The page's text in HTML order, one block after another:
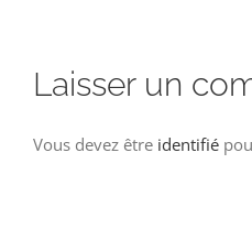
Laisser un
Vous devez être identifié